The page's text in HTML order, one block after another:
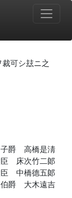
可シ玆ニ之
爵 高橋是淸
臣 床次竹二郞
中橋德五郞
爵 大木遠吉